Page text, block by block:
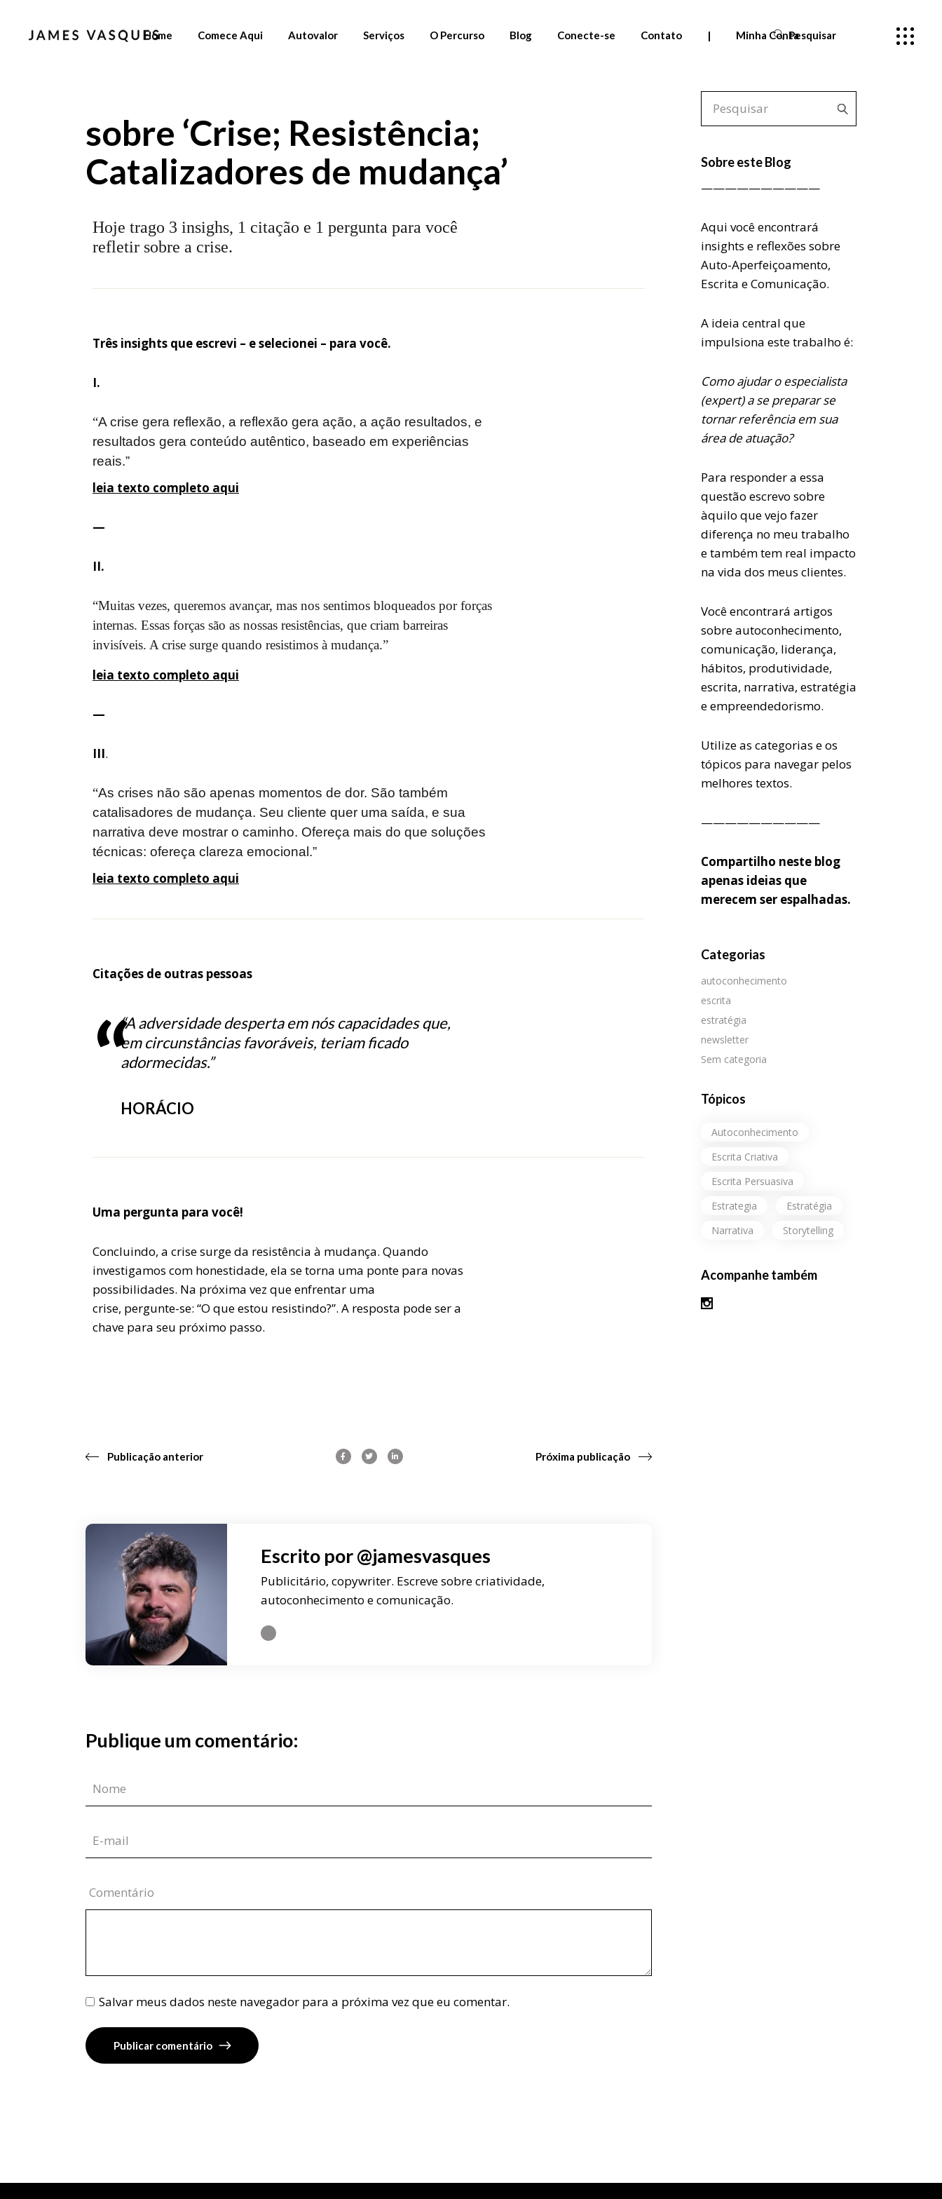
Home Comece Aqui Autovalor Serviços O Percurso
02. Percursos
03. Mentoria
Blog Conecte-se Contato | Minha Conta
Pedidos
Meus cursos
Pesquisar
sobre ‘Crise; Resistência;
Catalizadores de mudança’
Hoje trago 3 insighs, 1 citação e 1 pergunta para você
refletir sobre a crise.
Três insights que escrevi – e selecionei – para você.
I.
“A crise gera reflexão, a reflexão gera ação, a ação resultados, e
resultados gera conteúdo autêntico, baseado em experiências
reais.”
leia texto completo aqui
—
II.
“Muitas vezes, queremos avançar, mas nos sentimos bloqueados por forças
internas. Essas forças são as nossas resistências, que criam barreiras
invisíveis. A crise surge quando resistimos à mudança.”
leia texto completo aqui
—
III.
“As crises não são apenas momentos de dor. São também
catalisadores de mudança. Seu cliente quer uma saída, e sua
narrativa deve mostrar o caminho. Ofereça mais do que soluções
técnicas: ofereça clareza emocional.”
leia texto completo aqui
Citações de outras pessoas
“A adversidade desperta em nós capacidades que,
em circunstâncias favoráveis, teriam ficado
adormecidas.”
HORÁCIO
Uma pergunta para você!
Concluindo, a crise surge da resistência à mudança. Quando
investigamos com honestidade, ela se torna uma ponte para novas
possibilidades. Na próxima vez que enfrentar uma
crise, pergunte-se: “O que estou resistindo?”. A resposta pode ser a
chave para seu próximo passo.
Publicação anterior Próxima publicação
Escrito por@jamesvasques
Publicitário, copywriter. Escreve sobre criatividade,
autoconhecimento e comunicação.
Publique um comentário:
Comentário
Salvar meus dados neste navegador para a próxima vez que eu comentar.
Publicar comentário
Sobre este Blog
——————————
Aqui você encontrará
insights e reflexões sobre
Auto-Aperfeiçoamento,
Escrita e Comunicação.
A ideia central que
impulsiona este trabalho é:
Como ajudar o especialista
(expert) a se preparar se
tornar referência em sua
área de atuação?
Para responder a essa
questão escrevo sobre
àquilo que vejo fazer
diferença no meu trabalho
e também tem real impacto
na vida dos meus clientes.
Você encontrará artigos
sobre autoconhecimento,
comunicação, liderança,
hábitos, produtividade,
escrita, narrativa, estratégia
e empreendedorismo.
Utilize as categorias e os
tópicos para navegar pelos
melhores textos.
——————————
Compartilho neste blog
apenas ideias que
merecem ser espalhadas.
Categorias
autoconhecimento
escrita
estratégia
newsletter
Sem categoria
Tópicos
Autoconhecimento
Escrita Criativa
Escrita Persuasiva
Estrategia
Estratégia
Narrativa
Storytelling
Acompanhe também